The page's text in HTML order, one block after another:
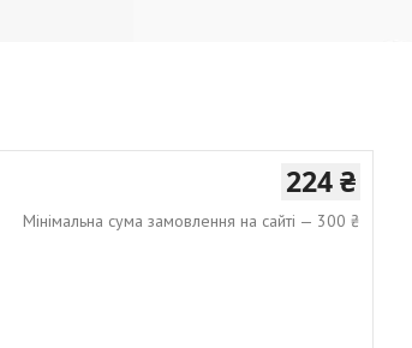
224 ₴
Мінімальна сума замовлення на сайті — 300 ₴